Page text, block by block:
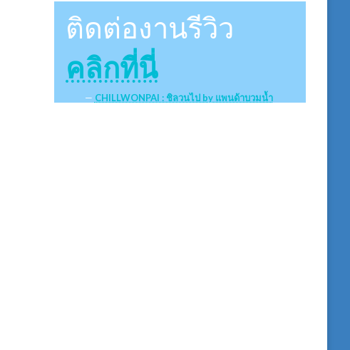
ติดต่องานรีวิว
คลิกที่นี่
CHILLWONPAI : ชิลวนไป by แพนด้าบวมน้ำ